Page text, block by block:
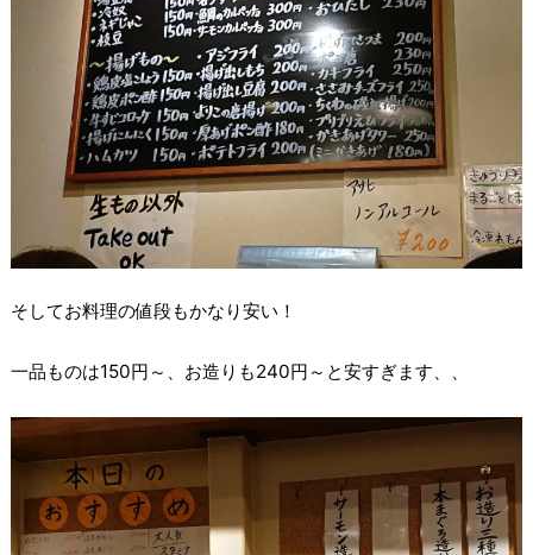
そしてお料理の値段もかなり安い！
一品ものは150円～、お造りも240円～と安すぎます、、